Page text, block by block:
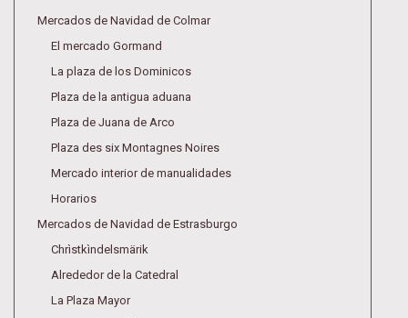
Mercados de Navidad de Colmar
El mercado Gormand
La plaza de los Dominicos
Plaza de la antigua aduana
Plaza de Juana de Arco
Plaza des six Montagnes Noires
Mercado interior de manualidades
Horarios
Mercados de Navidad de Estrasburgo
Chrìstkìndelsmärik
Alrededor de la Catedral
La Plaza Mayor